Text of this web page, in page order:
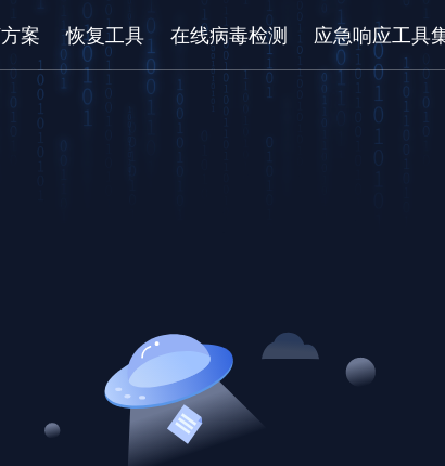
案 恢复工具 在线病毒检测 应急响应工具